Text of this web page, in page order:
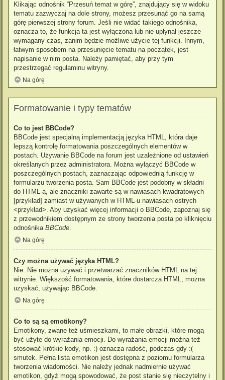
Klikając odnośnik “Przesuń temat w górę”, znajdujący się w widoku
tematu zazwyczaj na dole strony, możesz przesunąć go na samą
górę pierwszej strony forum. Jeśli nie widać takiego odnośnika,
oznacza to, że funkcja ta jest wyłączona lub nie upłynął jeszcze
wymagany czas, zanim będzie możliwe użycie tej funkcji. Innym,
łatwym sposobem na przesunięcie tematu na początek, jest
napisanie w nim posta. Należy pamiętać, aby przy tym
przestrzegać regulaminu witryny.
Na górę
Formatowanie i typy tematów
Co to jest BBCode?
BBCode jest specjalną implementacją języka HTML, która daje
lepszą kontrolę formatowania poszczególnych elementów w
postach. Używanie BBCode na forum jest uzależnione od ustawień
określanych przez administratora. Można wyłączyć BBCode w
poszczególnych postach, zaznaczając odpowiednią funkcję w
formularzu tworzenia posta. Sam BBCode jest podobny w składni
do HTML-a, ale znaczniki zawarte są w nawiasach kwadratowych
[przykład] zamiast w używanych w HTML-u nawiasach ostrych
<przykład>. Aby uzyskać więcej informacji o BBCode, zapoznaj się
z przewodnikiem dostępnym ze strony tworzenia posta po kliknięciu
odnośnika BBCode.
Na górę
Czy można używać języka HTML?
Nie. Nie można używać i przetwarzać znaczników HTML na tej
witrynie. Większość formatowania, które dostarcza HTML, można
uzyskać, używając BBCode.
Na górę
Co to są są emotikony?
Emotikony, zwane też uśmieszkami, to małe obrazki, które mogą
być użyte do wyrażania emocji. Do wyrażania emocji można też
stosować krótkie kody, np. :) oznacza radość, podczas gdy :(
smutek. Pełna lista emotikon jest dostępna z poziomu formularza
tworzenia wiadomości. Nie należy jednak nadmiernie używać
emotikon, gdyż mogą spowodować, że post stanie się nieczytelny i